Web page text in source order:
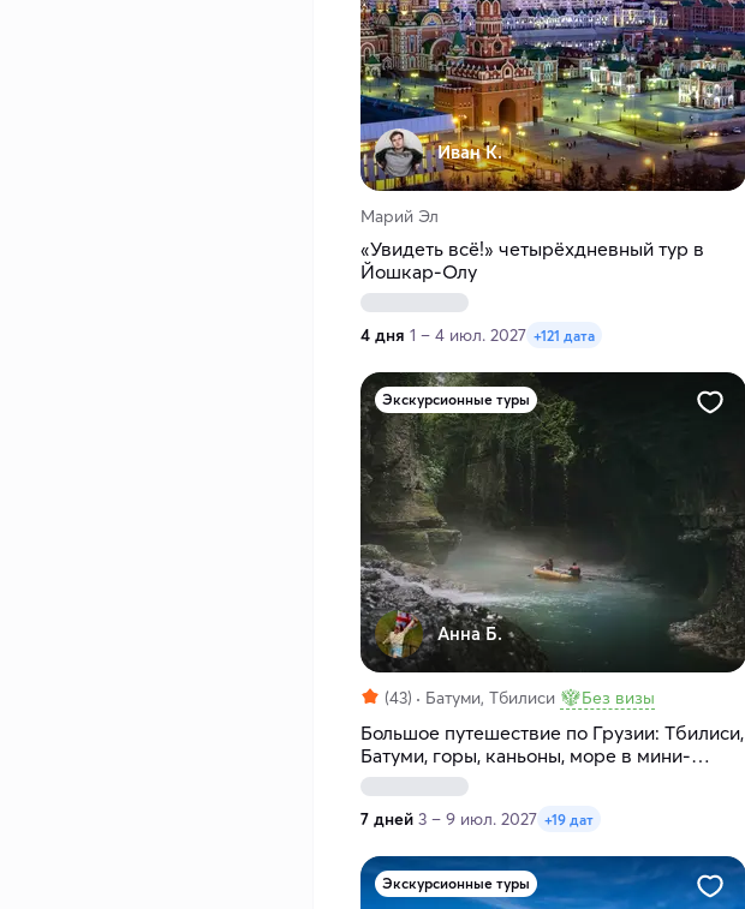
Иван К.
Марий Эл
«Увидеть всё!» четырёхдневный тур в
Йошкар-Олу
4 дня 1 – 4 июл. 2027 +121 дата
Экскурсионные туры
Анна Б.
(43) Батуми, Тбилиси Без визы
Большое путешествие по Грузии: Тбилиси,
Батуми, горы, каньоны, море в мини-
группе
7 дней 3 – 9 июл. 2027 +19 дат
Экскурсионные туры